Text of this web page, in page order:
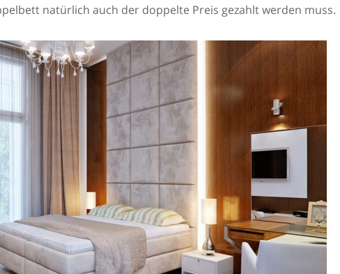
natürlich auch der doppelte Preis gezahlt werden muss.